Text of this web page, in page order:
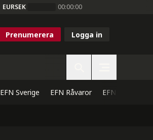
EURSEK 00:00:00
Prenumerera Logga in
EFN Sverige EFN Råvaror EFN Direkt